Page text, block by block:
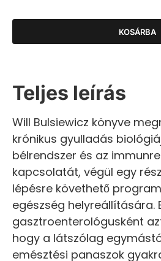
KOSÁRBA
Teljes leírás
Will Bulsiewicz könyve
krónikus gyulladás
bélrendszer és az
kapcsolatát, végül egy
lépésre követhető
egészség helyreállítására.
gasztroenterológusként
hogy a látszólag
emésztési panaszok